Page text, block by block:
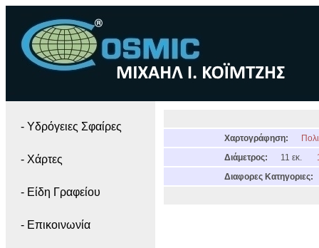
- Yδρόγειες Σφαίρες
- Χάρτες
- Είδη Γραφείου
- Επικοινωνία
Χαρτογράφηση:
Διάμετρος:
11 εκ.
Διαφορες Κατηγοριες: